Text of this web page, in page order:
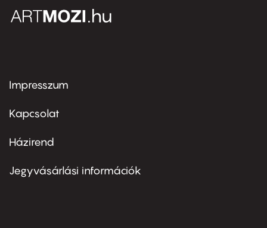
Footer
first
Impresszum
Kapcsolat
Footer
second
Házirend
Jegyvásárlási információk